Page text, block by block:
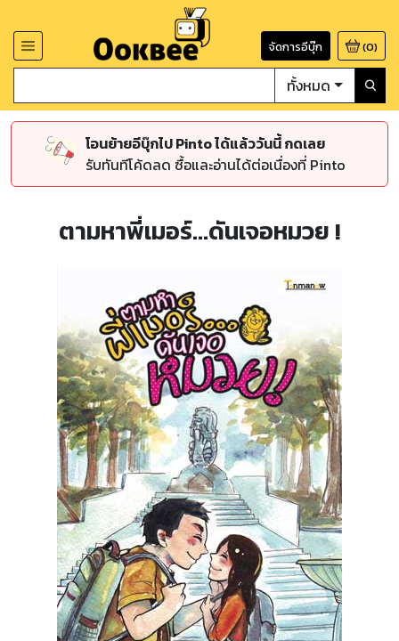
จัดการอีบุ๊ก (0)
ทั้งหมด
โอนย้ายอีบุ๊กไป Pinto ได้แล้ววันนี้ กดเลย
รับทันทีโค้ดลด ซื้อและอ่านได้ต่อเนื่องที่ Pinto
ตามหาพี่เมอร์...ดันเจอหมวย !